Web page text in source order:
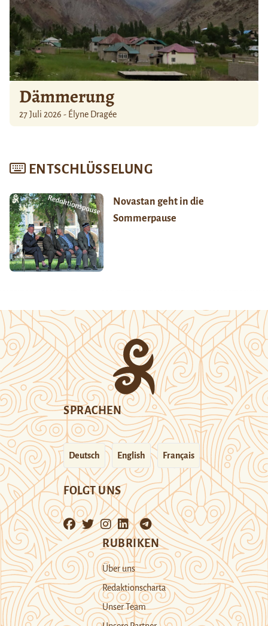
Dämmerung
27 Juli 2026 - Élyne Dragée
ENTSCHLÜSSELUNG
Novastan geht in die
Sommerpause
SPRACHEN
Deutsch English Français
FOLGT UNS
RUBRIKEN
Über uns
Redaktionscharta
Unser Team